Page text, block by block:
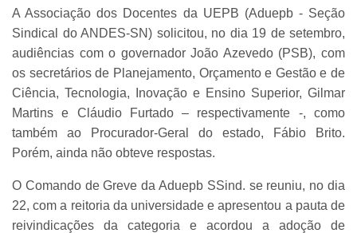
A Associação dos Docentes da UEPB (Aduepb - Seção
Sindical do ANDES-SN) solicitou, no dia 19 de setembro,
audiências com o governador João Azevedo (PSB), com
os secretários de Planejamento, Orçamento e Gestão e de
Ciência, Tecnologia, Inovação e Ensino Superior, Gilmar
Martins e Cláudio Furtado – respectivamente -, como
também ao Procurador-Geral do estado, Fábio Brito.
Porém, ainda não obteve respostas.
O Comando de Greve da Aduepb SSind. se reuniu, no dia
22, com a reitoria da universidade e apresentou a pauta de
reivindicações da categoria e acordou a adoção de